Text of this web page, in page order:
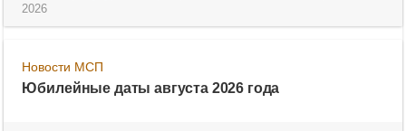
2026
Новости МСП
Юбилейные даты августа 2026 года